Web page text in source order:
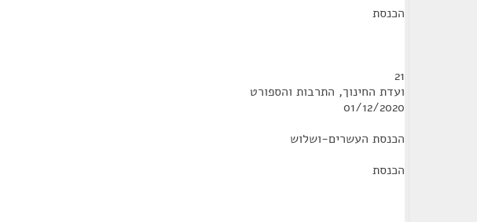
הכנסת
21
ועדת החינוך, התרבות והספורט
01/12/2020
הכנסת העשרים-ושלוש
הכנסת